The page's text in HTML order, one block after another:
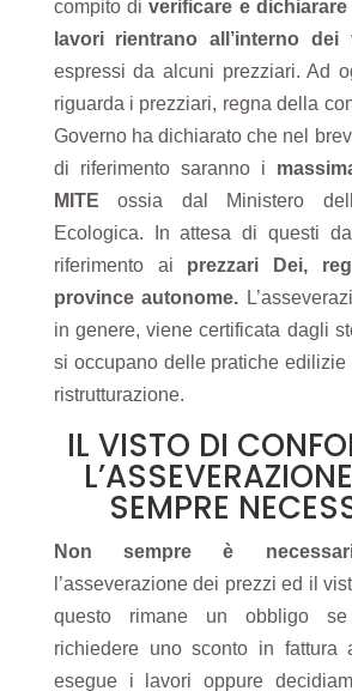
compito diverificare e
lavori rientrano all’interno dei
espressi da alcuni prezziari. Ad
riguarda i prezziari, regna della
Governo ha dichiarato che nel
di riferimento saranno i
MITEossia dal Ministero
Ecologica. In attesa di questi
riferimento ai prezzari Dei,
province autonome.
in genere, viene certificata dagli
si occupano delle pratiche edilizie
ristrutturazione.
IL VISTO DI
SEMPRE
Non sempre è
l’asseverazione dei prezzi ed il
questo rimane un obbligo
richiedere unosconto in fattura
esegue i lavori oppure